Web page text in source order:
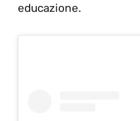
educazione.